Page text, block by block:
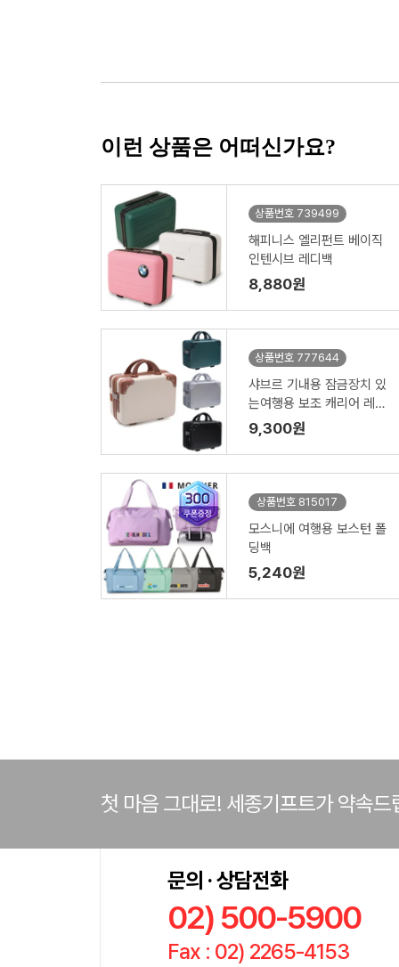
이런 상품은 어떠신가요?
상품번호 739499
해피니스 엘리펀트 베이직
인텐시브 레디백
8,880원
상품번호 777644
샤브르 기내용 잠금장치 있
는여행용 보조 캐리어 레디
백
9,300원
상품번호 815017
모스니에 여행용 보스턴 폴
딩백
5,240원
첫 마음 그대로! 세종기프트가 약속드
문의 · 상담전화
02) 500-5900
Fax : 02) 2265-4153